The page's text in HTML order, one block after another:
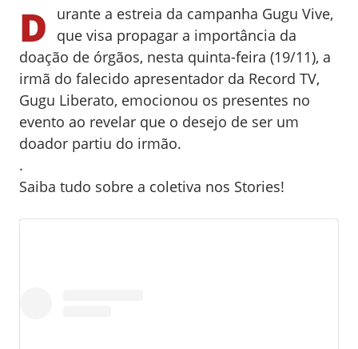
D
urante a estreia da campanha Gugu Vive,
que visa propagar a importância da
doação de órgãos, nesta quinta-feira (19/11), a
irmã do falecido apresentador da Record TV,
Gugu Liberato, emocionou os presentes no
evento ao revelar que o desejo de ser um
doador partiu do irmão.
.
Saiba tudo sobre a coletiva nos Stories!